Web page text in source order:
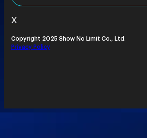
X
Copyright 2025 Show No Limit Co., Ltd.
Privacy Policy